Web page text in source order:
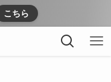
こちら